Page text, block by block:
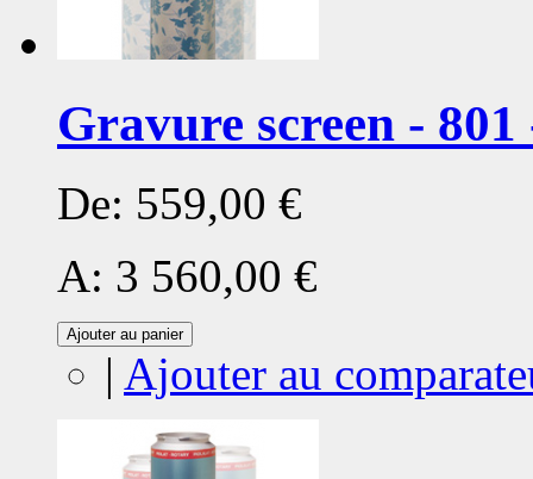
Gravure screen - 801
De: 559,00 €
A: 3 560,00 €
Ajouter au panier
| Ajouter au